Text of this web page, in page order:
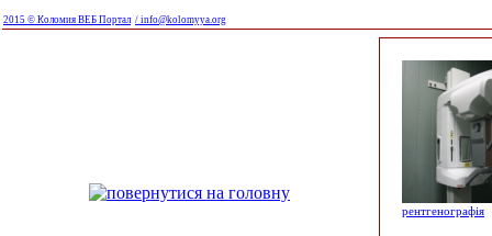
2015 © Коломия ВЕБ Портал / info@kolomyya.org
рентгенографія